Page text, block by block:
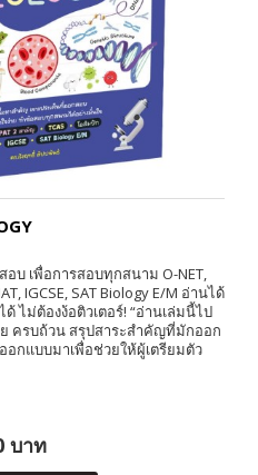
บ เพื่อการสอบทุกสนาม O-NET,
IGCSE, SAT Biology E/M อ่านได้
ไม่ต้องง้อติวเตอร์! “อ่านเล่มนี้ไป
ครบถ้วน สรุปสาระสำคัญที่มักออก
กแบบมาเพื่อช่วยให้ผู้เตรียมตัว
บาท